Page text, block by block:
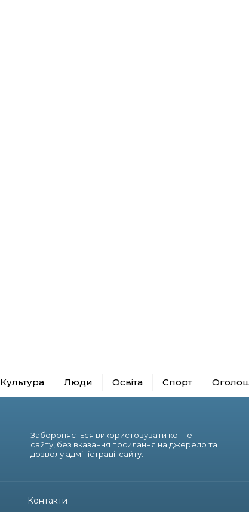
Культура Люди Освіта Спорт
Забороняється використовувати контент
сайту, без вказання посилання на джерело та
дозволу адміністрації сайту.
Контакти